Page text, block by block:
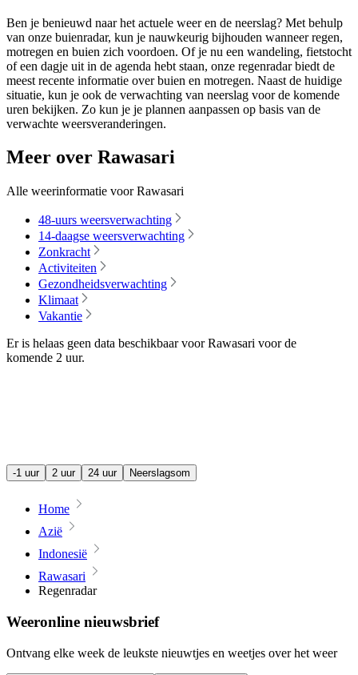
Ben je benieuwd naar het actuele weer en de neerslag? Met behulp
van onze buienradar, kun je nauwkeurig bijhouden wanneer regen,
motregen en buien zich voordoen. Of je nu een wandeling, fietstocht
of een dagje uit in de agenda hebt staan, onze regenradar biedt de
meest recente informatie over buien en motregen. Naast de huidige
situatie, kun je ook de verwachting van neerslag voor de komende
uren bekijken. Zo kun je je plannen aanpassen op basis van de
verwachte weersveranderingen.
Meer over Rawasari
Alle weerinformatie voor Rawasari
48-uurs weersverwachting
14-daagse weersverwachting
Zonkracht
Activiteiten
Gezondheidsverwachting
Klimaat
Vakantie
Er is helaas geen data beschikbaar voor Rawasari voor de
komende 2 uur.
-1 uur 2 uur 24 uur Neerslagsom
Home
Azië
Indonesië
Rawasari
Regenradar
Weeronline nieuwsbrief
Ontvang elke week de leukste nieuwtjes en weetjes over het weer